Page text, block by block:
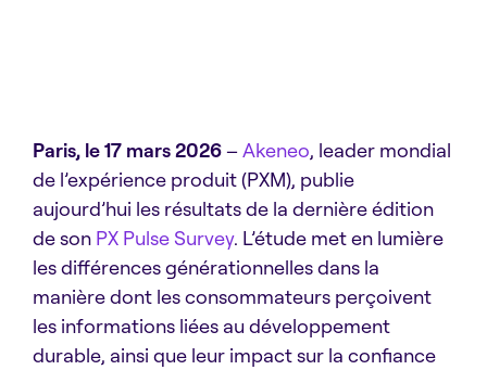
Paris, le 17 mars 2026–Akeneo, leader mondial
de l’expérience produit (PXM), publie
aujourd’hui les résultats de la dernière édition
de son PX Pulse Survey. L’étude met en lumière
les différences générationnelles dans la
manière dont les consommateurs perçoivent
les informations liées au développement
durable, ainsi que leur impact sur la confiance